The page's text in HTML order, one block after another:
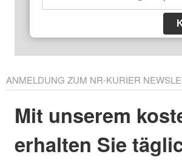
ANMELDUNG ZUM NR-KURIER
Mit unserem
erhalten Sie